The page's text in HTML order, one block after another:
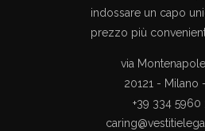
indossare un capo
prezzo più
via
20121 - Milano
+39 334 5960